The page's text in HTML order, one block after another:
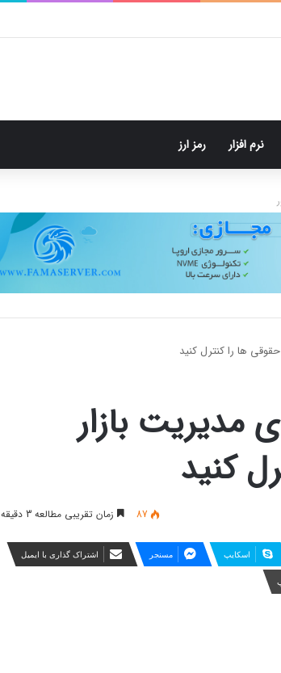
فقط پنج هشتگ
نرم افزار رمز ارز
ها را کنترل کنید
مدیریت بازار
کنید
87 زمان تقریبی مطالعه 3 دقیقه
اسکایپ مسنجر اشتراک گذاری با ایمیل